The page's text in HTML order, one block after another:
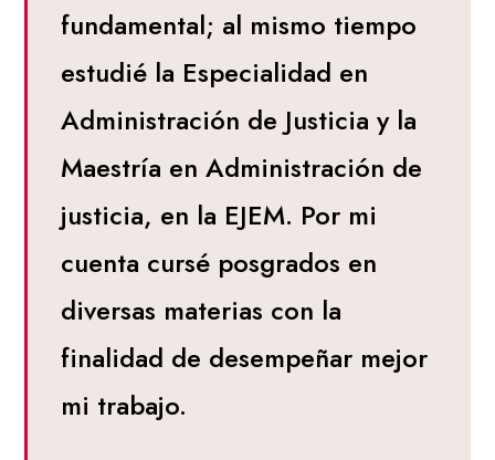
fundamental; al mismo tiempo
estudié la Especialidad en
Administración de Justicia y la
Maestría en Administración de
justicia, en la EJEM. Por mi
cuenta cursé posgrados en
diversas materias con la
finalidad de desempeñar mejor
mi trabajo.